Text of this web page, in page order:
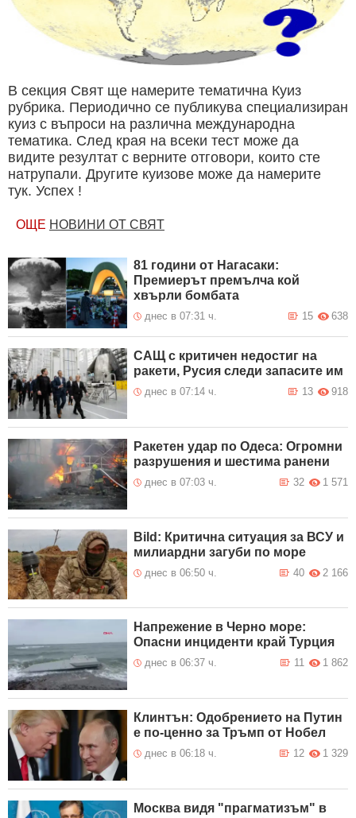
В секция Свят ще намерите тематична Куиз
рубрика. Периодично се публикува специализиран
куиз с въпроси на различна международна
тематика. След края на всеки тест може да
видите резултат с верните отговори, които сте
натрупали. Другите куизове може да намерите
тук. Успех !
ОЩЕ НОВИНИ ОТ СВЯТ
81 години от Нагасаки:
Премиерът премълча кой
хвърли бомбата
днес в 07:31 ч. 638
15
САЩ с критичен недостиг на
ракети, Русия следи запасите им
днес в 07:14 ч. 918
13
Ракетен удар по Одеса: Огромни
разрушения и шестима ранени
днес в 07:03 ч. 1 571
32
Bild: Критична ситуация за ВСУ и
милиардни загуби по море
днес в 06:50 ч. 2 166
40
Напрежение в Черно море:
Опасни инциденти край Турция
днес в 06:37 ч. 1 862
11
Клинтън: Одобрението на Путин
е по-ценно за Тръмп от Нобел
днес в 06:18 ч. 1 329
12
Москва видя "прагматизъм" в